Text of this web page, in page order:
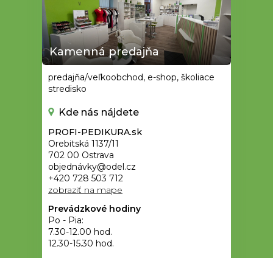
Kamenná predajňa
predajňa/veľkoobchod, e-shop, školiace
stredisko
Kde nás nájdete
PROFI-PEDIKURA.sk
Orebitská 1137/11
702 00 Ostrava
objednávky@odel.cz
+420 728 503 712
zobraziť na mape
Prevádzkové hodiny
Po - Pia:
7.30-12.00 hod.
12.30-15.30 hod.